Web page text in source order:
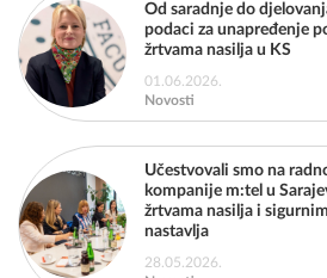
01.06.2026.
Novosti
Od saradnje do
podaci za unapređenje
žrtvama nasilja u KS
28.05.2026.
Učestvovali smo na
kompanije m:tel u
žrtvama nasilja i
nastavlja